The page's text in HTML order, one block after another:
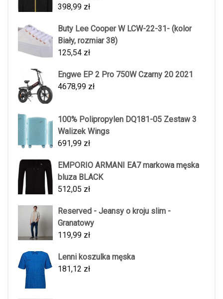
398,99 zł
Buty Lee Cooper W LCW-22-31- (kolor
Biały, rozmiar 38)
125,54 zł
Engwe EP 2 Pro 750W Czarny 20 2021
4678,99 zł
100% Polipropylen DQ181-05 Zestaw 3
Walizek Wings
691,99 zł
EMPORIO ARMANI EA7 markowa męska
bluza BLACK
512,05 zł
Reserved - Jeansy o kroju slim -
Granatowy
119,99 zł
Lenni koszulka męska
181,12 zł